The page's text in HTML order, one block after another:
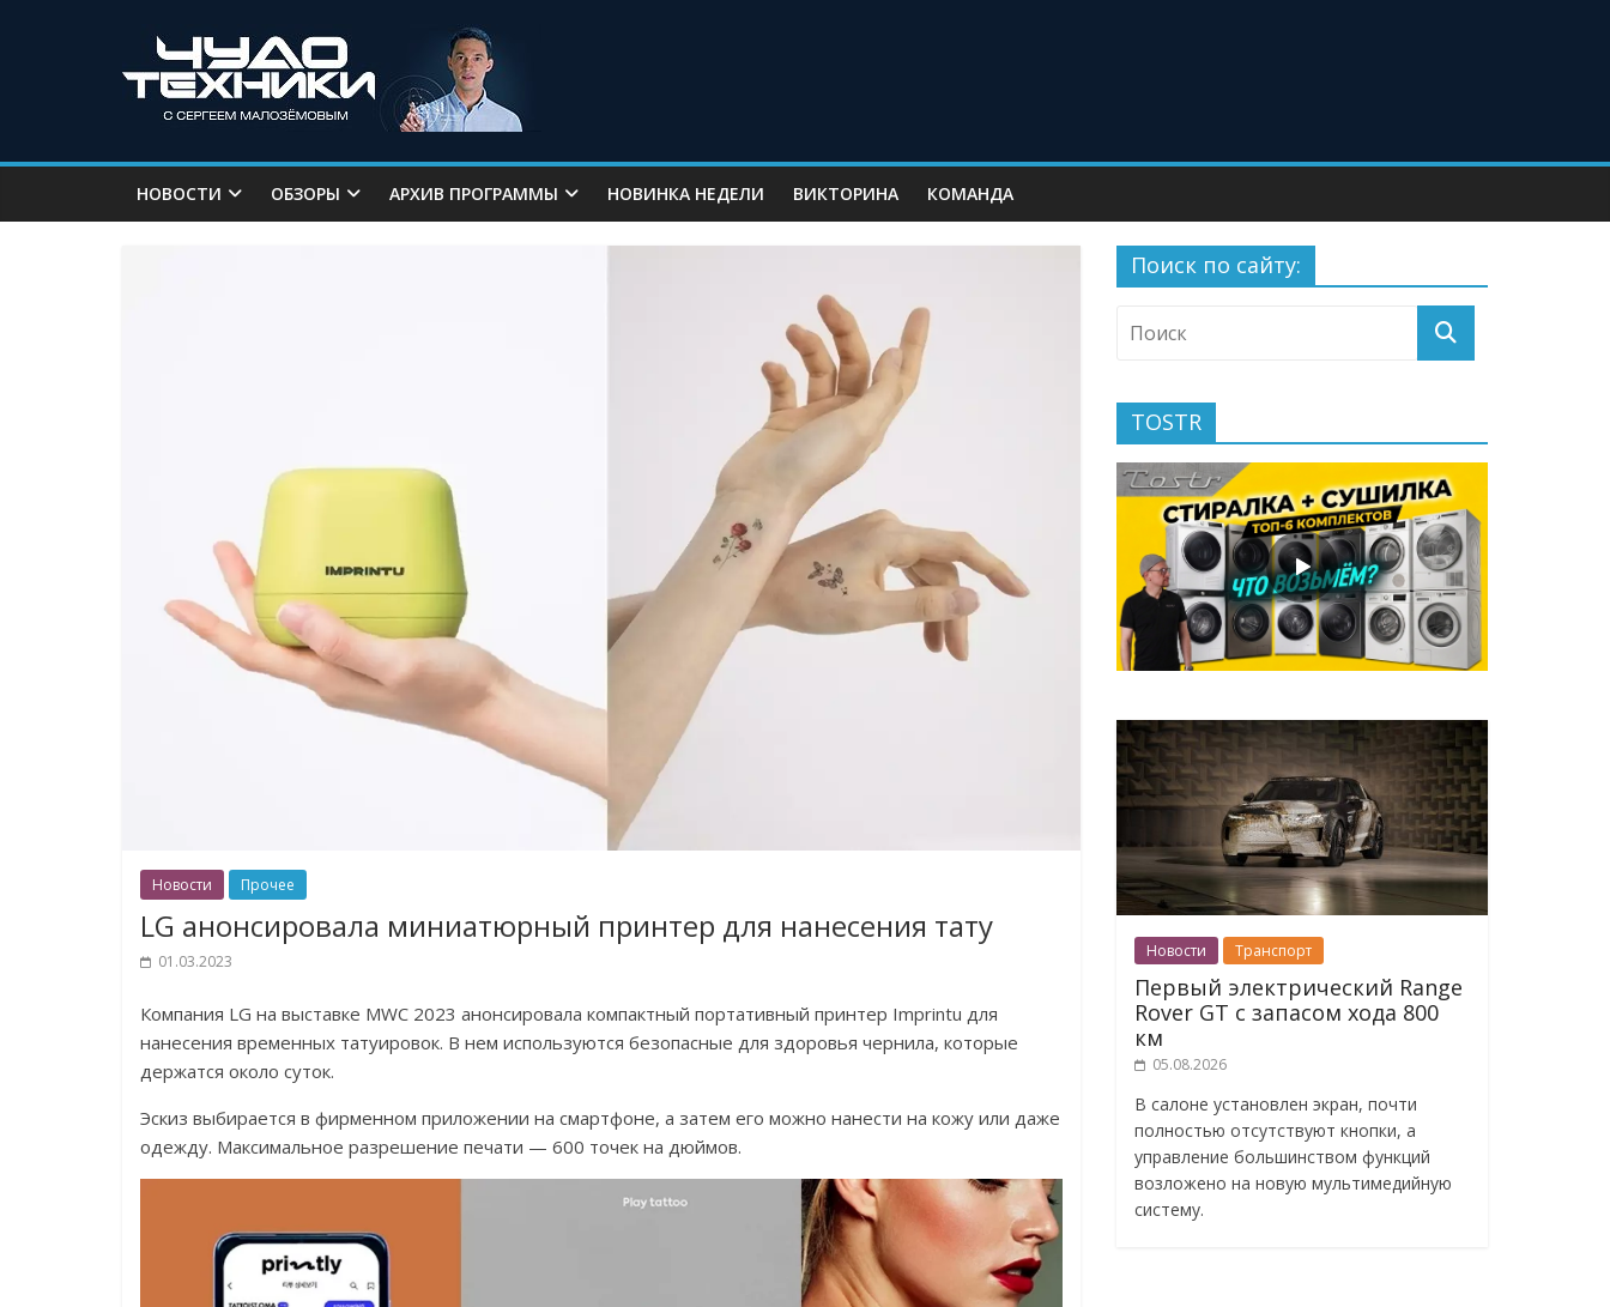
НОВОСТИ ОБЗОРЫ АРХИВ ПРОГРАММЫ НОВИНКА НЕДЕЛИ ВИКТОРИНА КОМАНДА
Новости Прочее
LG анонсировала миниатюрный принтер для нанесения тату
01.03.2023
Компания LG на выставке MWC 2023 анонсировала компактный портативный принтер Imprintu для
нанесения временных татуировок. В нем используются безопасные для здоровья чернила, которые
держатся около суток.
Эскиз выбирается в фирменном приложении на смартфоне, а затем его можно нанести на кожу или даже
одежду. Максимальное разрешение печати — 600 точек на дюймов.
Поиск по сайту:
TOSTR
Новости Транспорт
Первый электрический Range
Rover GT с запасом хода 800
км
05.08.2026
В салоне установлен экран, почти
полностью отсутствуют кнопки, а
управление большинством функций
возложено на новую мультимедийную
систему.